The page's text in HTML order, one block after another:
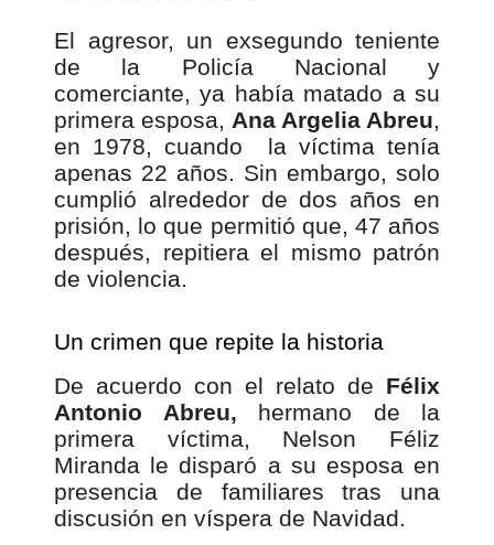
El agresor, un exsegundo teniente
de la Policía Nacional y
comerciante, ya había matado a su
primera esposa, Ana Argelia Abreu,
en 1978, cuando la víctima tenía
apenas 22 años. Sin embargo, solo
cumplió alrededor de dos años en
prisión, lo que permitió que, 47 años
después, repitiera el mismo patrón
de violencia.
Un crimen que repite la historia
De acuerdo con el relato de Félix
Antonio Abreu, hermano de la
primera víctima, Nelson Féliz
Miranda le disparó a su esposa en
presencia de familiares tras una
discusión en víspera de Navidad.